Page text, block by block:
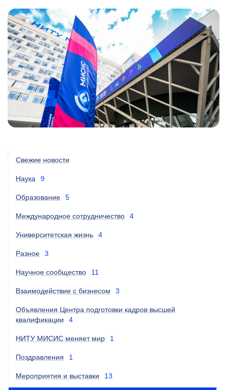
Свежие новости
Наука 9
Образование 5
Международное сотрудничество 4
Университетская жизнь 4
Разное 3
Научное сообщество 11
Взаимодействие с бизнесом 3
Объявления Центра подготовки кадров высшей
квалификации
4
НИТУ МИСИС меняет мир 1
Поздравления 1
Мероприятия и выставки 13